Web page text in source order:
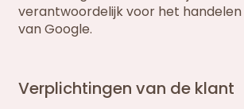
verantwoordelijk voor het
van Google.
Verplichtingen van de klant